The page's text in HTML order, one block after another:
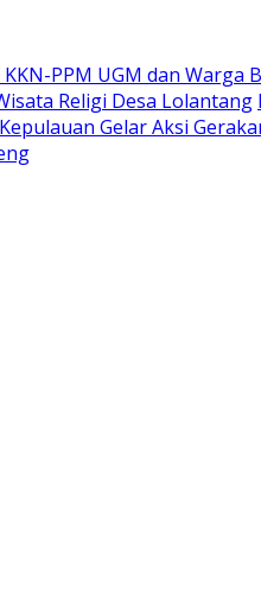
KKN-PPM UGM dan
Religi Desa Lolantang
Gelar Aksi